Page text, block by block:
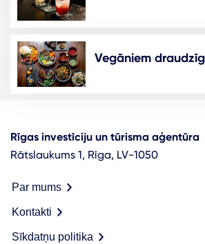
Vegāniem
Rīgas investīciju un tūrisma aģentūra
Rātslaukums 1, Rīga, LV-1050
Par mums
Kontakti
Sīkdatņu politika